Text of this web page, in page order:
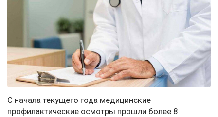
С начала текущего года медицинские
профилактические осмотры прошли более 8